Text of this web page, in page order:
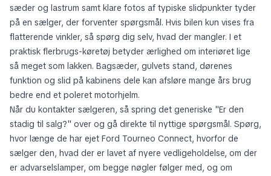
sæder og lastrum samt klare fotos af typiske slidpunkter tyder
på en sælger, der forventer spørgsmål. Hvis bilen kun vises fra
flatterende vinkler, så spørg dig selv, hvad der mangler. I et
praktisk flerbrugs-køretøj betyder ærlighed om interiøret lige
så meget som lakken. Bagsæder, gulvets stand, dørenes
funktion og slid på kabinens dele kan afsløre mange års brug
bedre end et poleret motorhjelm.
Når du kontakter sælgeren, så spring det generiske "Er den
stadig til salg?" over og gå direkte til nyttige spørgsmål. Spørg,
hvor længe de har ejet Ford Tourneo Connect, hvorfor de
sælger den, hvad der er lavet af nyere vedligeholdelse, om der
er advarselslamper, om begge nøgler følger med, og om